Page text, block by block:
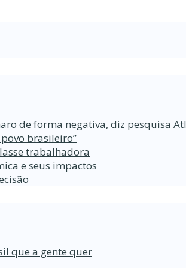
de forma negativa, diz pesquisa
brasileiro”
trabalhadora
e seus impactos
que a gente quer